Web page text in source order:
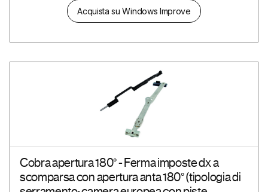
Acquista su Windows Improve
Cobra apertura 180° - Ferma imposte dx a
scomparsa con apertura anta 180° (tipologia di